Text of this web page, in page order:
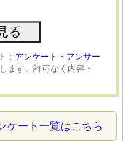
： アンケート・アンサー
ます。許可なく内容・
ケート一覧はこちら